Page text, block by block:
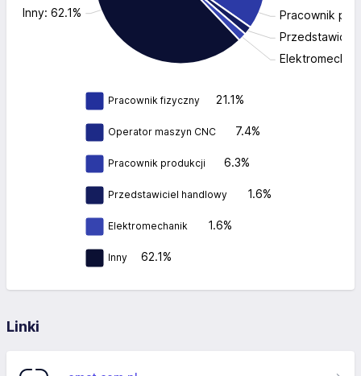
Pracownik
Przedstawiciel
Inny: 62.1%
Pracownik fizyczny 21.1%
Operator maszyn CNC 7.4%
Pracownik produkcji 6.3%
Przedstawiciel handlowy 1.6%
Elektromechanik 1.6%
Inny 62.1%
Linki